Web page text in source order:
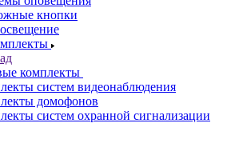
кнопки
комплекты
систем видеонаблюдения
домофонов
систем охранной сигнализации